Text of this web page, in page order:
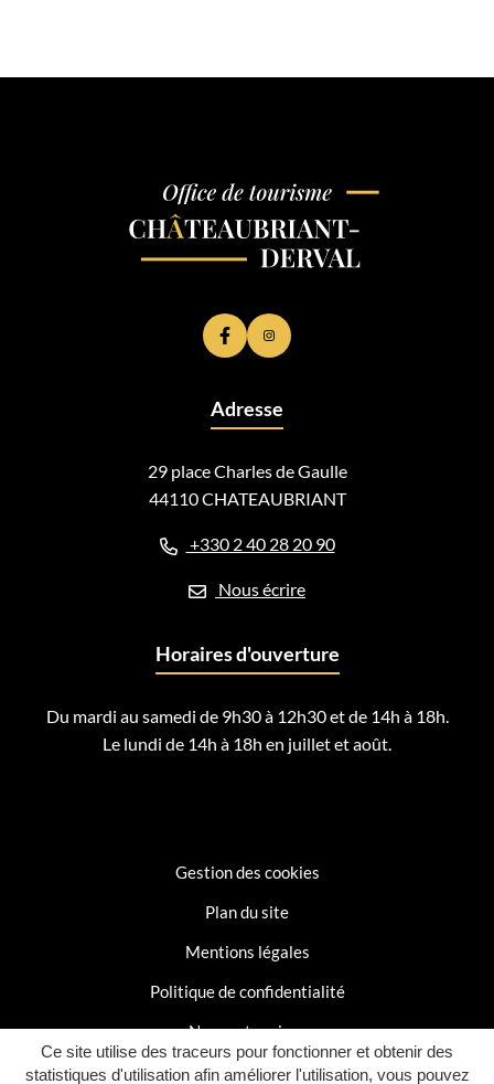
Ce site utilise des traceurs pour fonctionner et obtenir des
statistiques d'utilisation afin améliorer l'utilisation, vous pouvez
Lien vers le compte Facebook
Lien vers le compte Instagram
Adresse
29 place Charles de Gaulle
44110 CHATEAUBRIANT
+330 2 40 28 20 90
Nous écrire
Horaires d'ouverture
Du mardi au samedi de 9h30 à 12h30 et de 14h à 18h.
Le lundi de 14h à 18h en juillet et août.
Gestion des cookies
Plan du site
Mentions légales
Politique de confidentialité
Nos partenaires
Accessibilité : partiellement conforme